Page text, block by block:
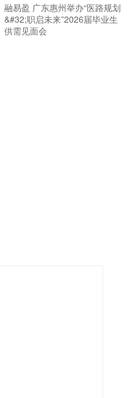
融易盈 广东惠州举办“医路规划
&#32;职启未来”2026届毕业生
供需见面会